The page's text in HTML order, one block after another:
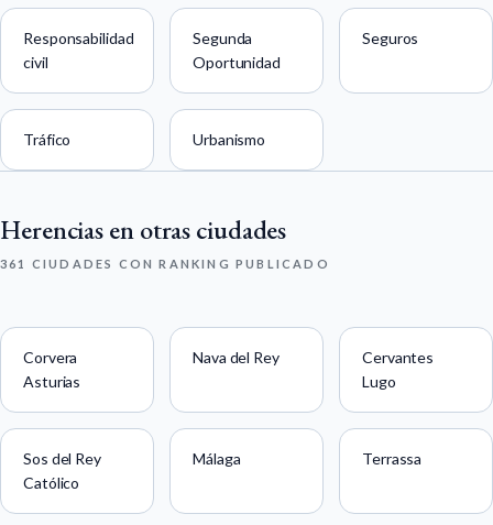
Responsabilidad
civil
Segunda
Oportunidad
Seguros
Tráfico Urbanismo
Herencias en otras ciudades
361 CIUDADES CON RANKING PUBLICADO
Corvera
Asturias
Nava del Rey
Cervantes
Lugo
Sos del Rey
Católico
Málaga Terrassa